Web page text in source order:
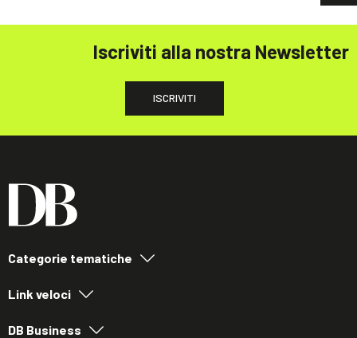
Iscriviti alla nostra Newsletter
ISCRIVITI
Categorie tematiche
Link veloci
DB Business